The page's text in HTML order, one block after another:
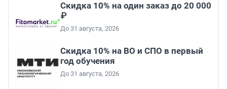
Скидка 10% на один заказ до 20 000
₽
До 31 августа, 2026
Скидка 10% на ВО и СПО в первый
год обучения
До 31 августа, 2026